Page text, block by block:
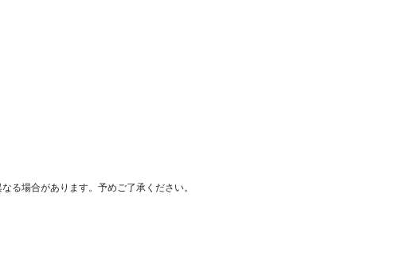
る場合があります。予めご了承ください。